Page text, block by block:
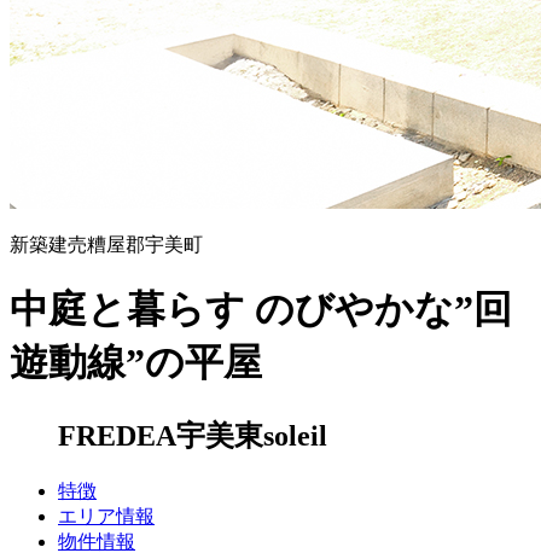
新築建売糟屋郡宇美町
中庭と暮らす のびやかな”回
遊動線”の平屋
FREDEA宇美東soleil
特徴
エリア情報
物件情報